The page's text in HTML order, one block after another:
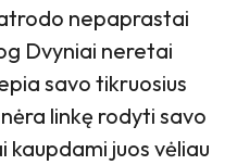
nepaprastai
Dvyniai neretai
savo tikruosius
linkę rodyti savo
kaupdami juos vėliau